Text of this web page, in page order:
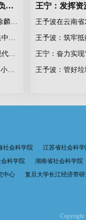
徐麟主持召开专题会议 研究巩固减负成果优化基层报表数据工作
王予波：筑牢
王宁：奋力实
王予波：管好
社会科学院
江苏省社会科
科学院
湖南省社会科学院
中心
复旦大学长江经济带
Copyright